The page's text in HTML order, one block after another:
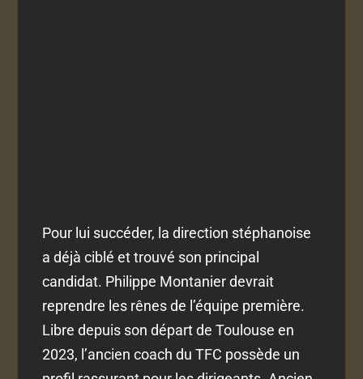
Pour lui succéder, la direction stéphanoise
a déjà ciblé et trouvé son principal
candidat. Philippe Montanier devrait
reprendre les rênes de l’équipe première.
Libre depuis son départ de Toulouse en
2023, l’ancien coach du TFC possède un